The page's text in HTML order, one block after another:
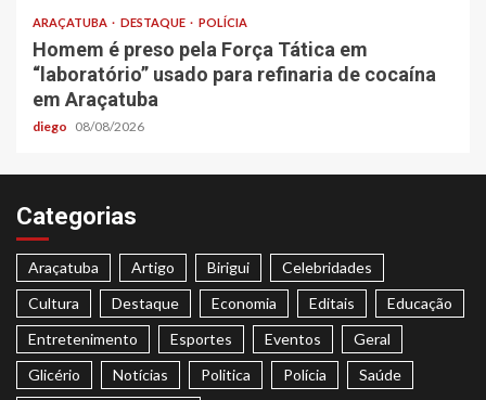
ARAÇATUBA DESTAQUE POLÍCIA
Homem é preso pela Força Tática em
“laboratório” usado para refinaria de cocaína
em Araçatuba
diego 08/08/2026
Categorias
Araçatuba Artigo Birigui
Celebridades
Cultura
Destaque Economia Editais
Educação
Entretenimento
Esportes Eventos
Geral
Glicério
Notícias Politica Polícia
Saúde